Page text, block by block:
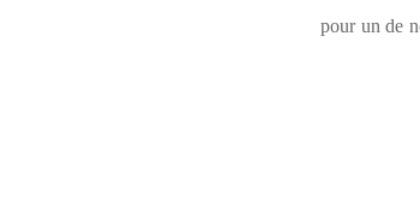
pour un de